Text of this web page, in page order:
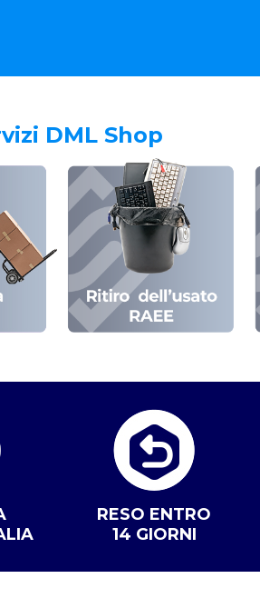
DML Shop
RESO ENTRO
14 GIORNI